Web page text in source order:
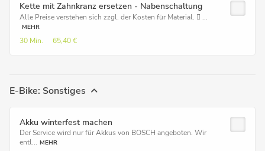
Kette mit Zahnkranz ersetzen - Nabenschaltung
Alle Preise verstehen sich zzgl. der Kosten für Material.  ...
MEHR
30 Min. 65,40 €
E-Bike: Sonstiges
Akku winterfest machen
Der Service wird nur für Akkus von BOSCH angeboten. Wir
entl... MEHR